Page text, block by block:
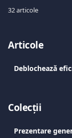
32 articole
Articole
Colecții
Prezentare